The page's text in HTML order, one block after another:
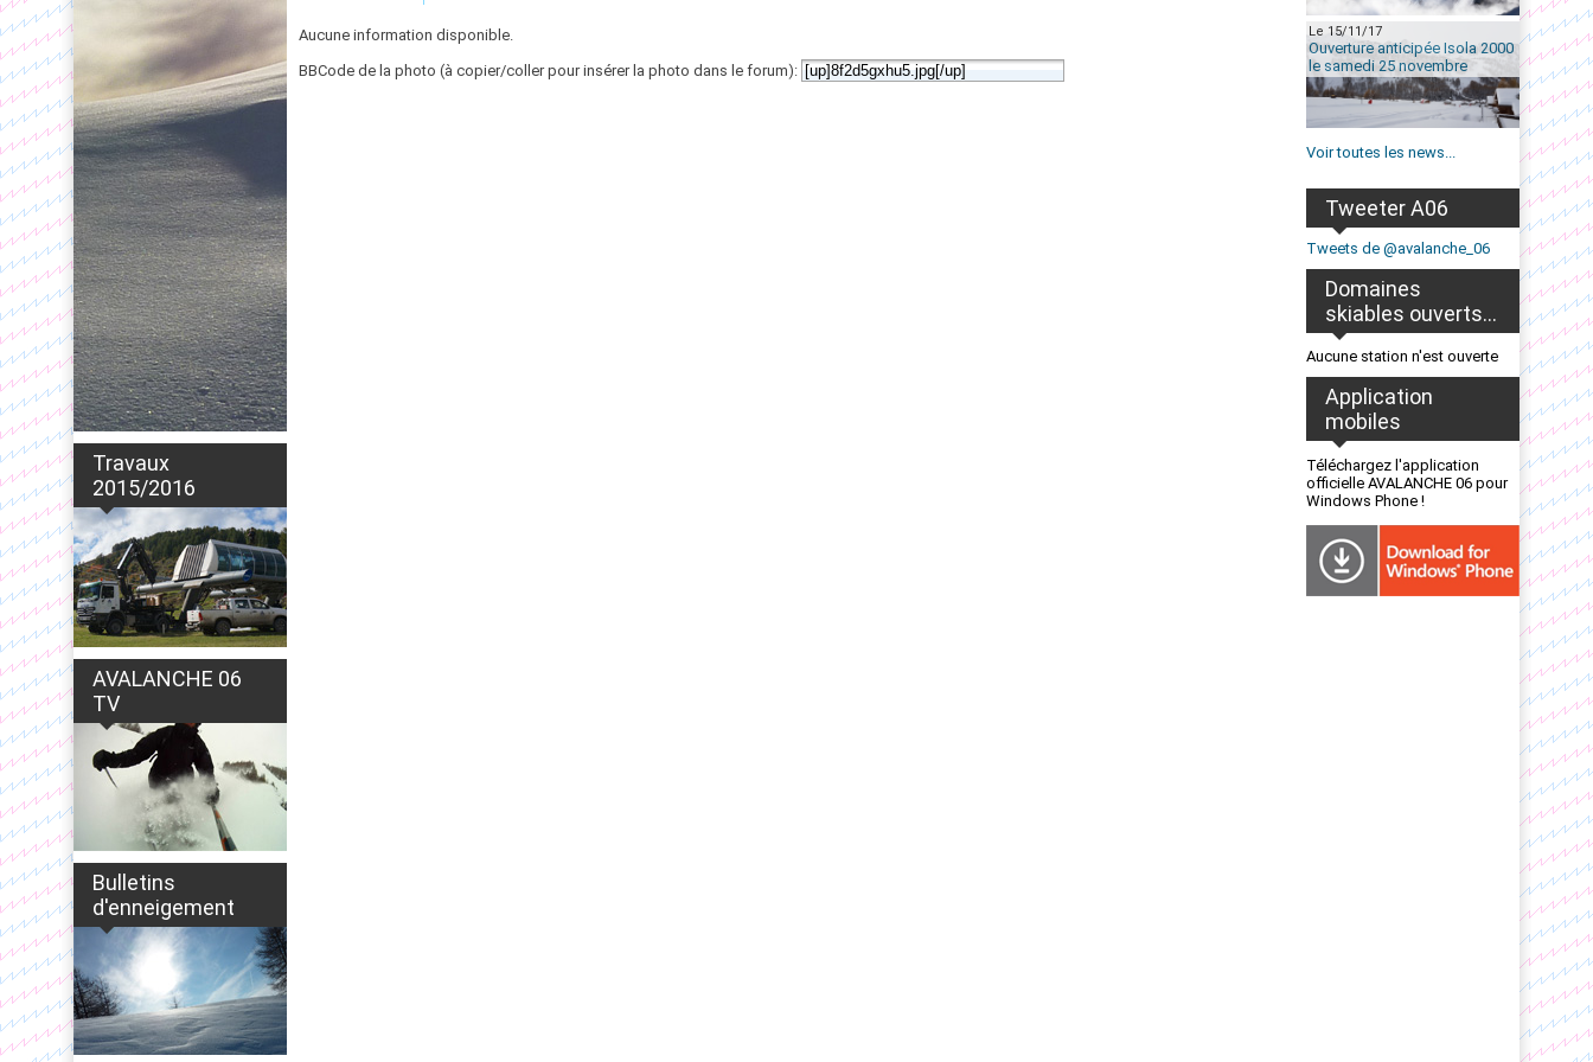
Travaux
2015/2016
AVALANCHE 06
TV
Bulletins
d'enneigement
Aucune information disponible.
BBCode de la photo (à copier/coller pour insérer la photo dans le forum):
Le 15/11/17
Ouverture anticipée Isola 2000
le samedi 25 novembre
Voir toutes les news...
Tweeter A06
Tweets de @avalanche_06
Domaines
skiables ouverts...
Aucune station n'est ouverte
Application
mobiles
Téléchargez l'application
officielle AVALANCHE 06 pour
Windows Phone !